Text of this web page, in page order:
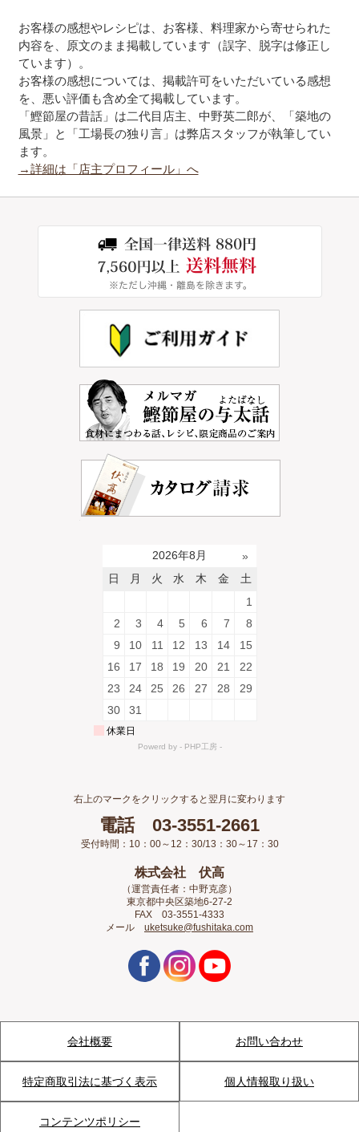
お客様の感想やレシピは、お客様、料理家から寄せられた
内容を、原文のまま掲載しています（誤字、脱字は修正し
ています）。
お客様の感想については、掲載許可をいただいている感想
を、悪い評価も含め全て掲載しています。
「鰹節屋の昔話」は二代目店主、中野英二郎が、「築地の
風景」と「工場長の独り言」は弊店スタッフが執筆してい
ます。
→詳細は「店主プロフィール」へ
右上のマークをクリックすると翌月に変わります
電話 03-3551-2661
受付時間：10：00～12：30/13：30～17：30
株式会社 伏高
（運営責任者：中野克彦）
東京都中央区築地6-27-2
FAX 03-3551-4333
メール uketsuke@fushitaka.com
会社概要 お問い合わせ
特定商取引法に基づく表示 個人情報取り扱い
コンテンツポリシー